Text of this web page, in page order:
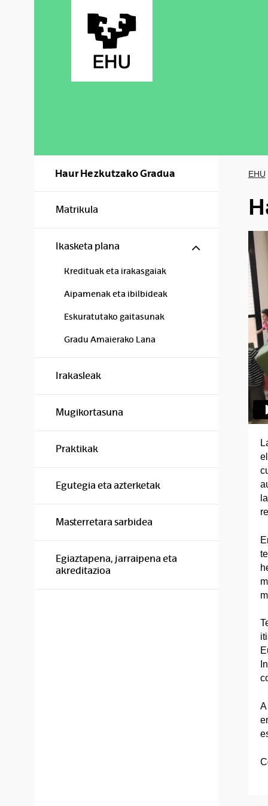
Haur Hezkutzako Gradua
Matrikula
Ikasketa plana Show/hide
Kredituak eta irakasgaiak
Aipamenak eta ibilbideak
Eskuratutako gaitasunak
Gradu Amaierako Lana
Irakasleak
Mugikortasuna
Praktikak
Egutegia eta azterketak
Masterretara sarbidea
Egiaztapena, jarraipena eta
akreditazioa
EHU